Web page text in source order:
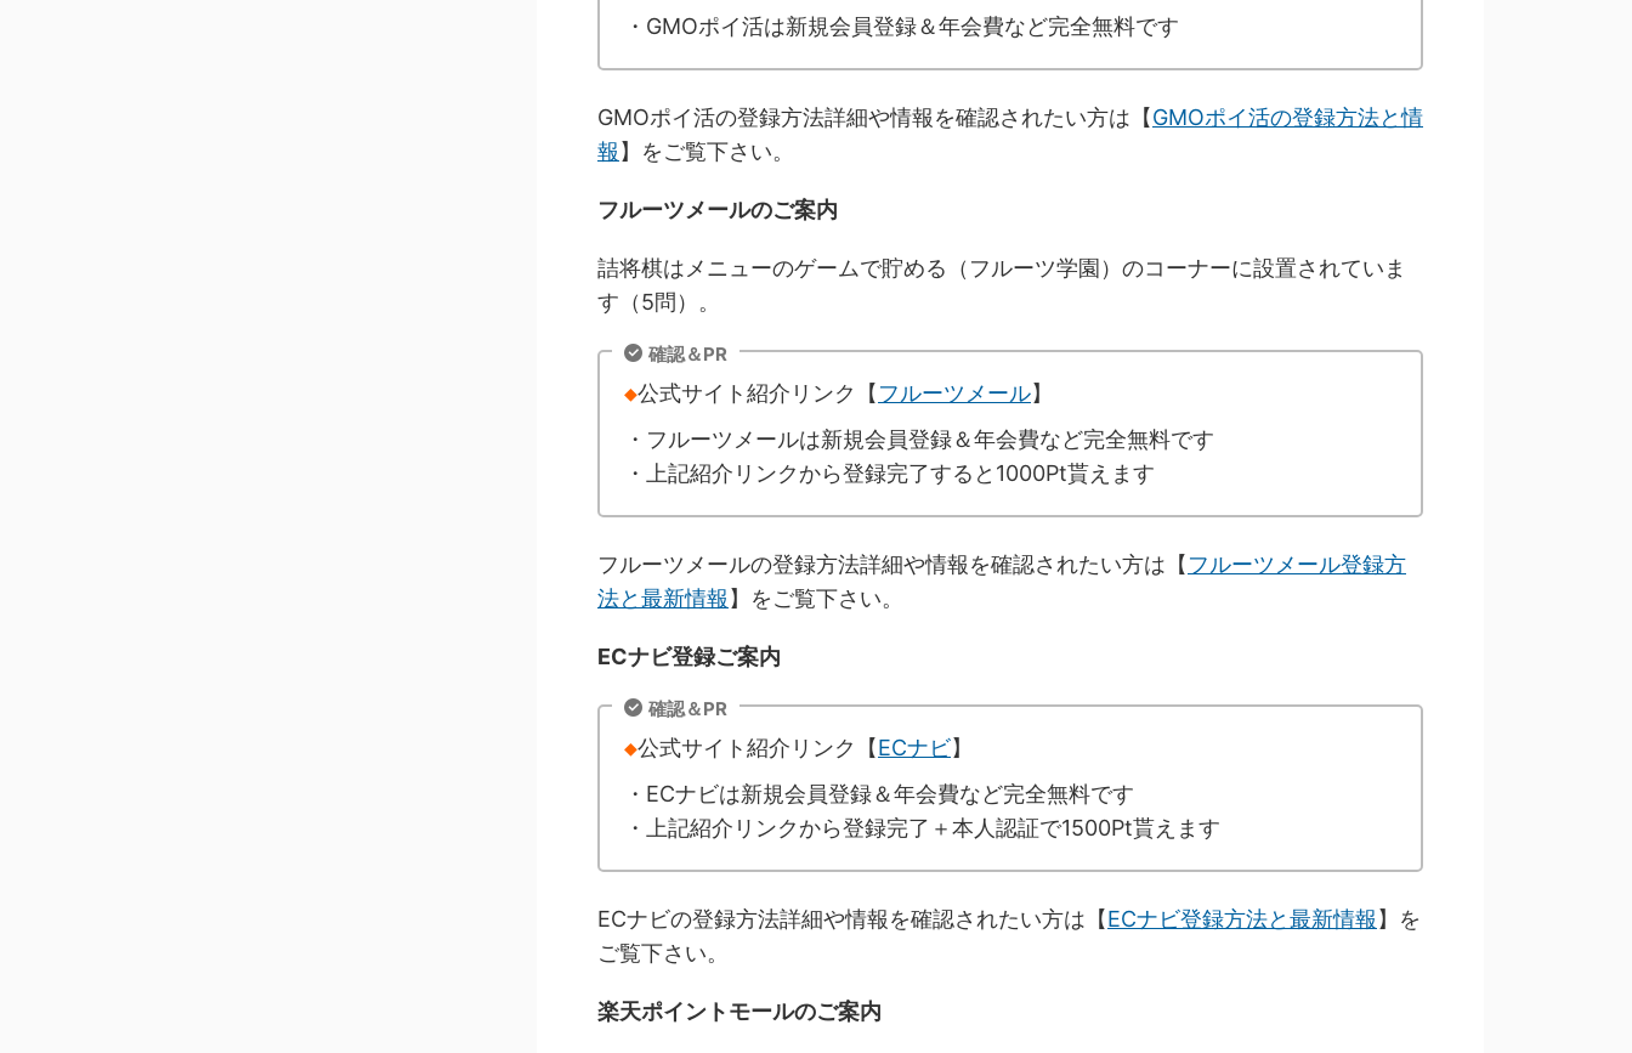
・GMOポイ活は新規会員登録＆年会費など完全無料です
GMOポイ活の登録方法詳細や情報を確認されたい方は【GMOポイ活の登録方法と情
報 】をご覧下さい。
フルーツメールのご案内
詰将棋はメニューのゲームで貯める（フルーツ学園）のコーナーに設置されていま
す（5問）。
確認＆PR
◆公式サイト紹介リンク【 フルーツメール】
・フルーツメールは新規会員登録＆年会費など完全無料です
・上記紹介リンクから登録完了すると1000Pt貰えます
フルーツメールの登録方法詳細や情報を確認されたい方は【 フルーツメール登録方
法と最新情報 】をご覧下さい。
ECナビ登録ご案内
確認＆PR
◆公式サイト紹介リンク【ECナビ】
・ECナビは新規会員登録＆年会費など完全無料です
・上記紹介リンクから登録完了＋本人認証で1500Pt貰えます
ECナビの登録方法詳細や情報を確認されたい方は【ECナビ登録方法と最新情報 】を
ご覧下さい。
楽天ポイントモールのご案内